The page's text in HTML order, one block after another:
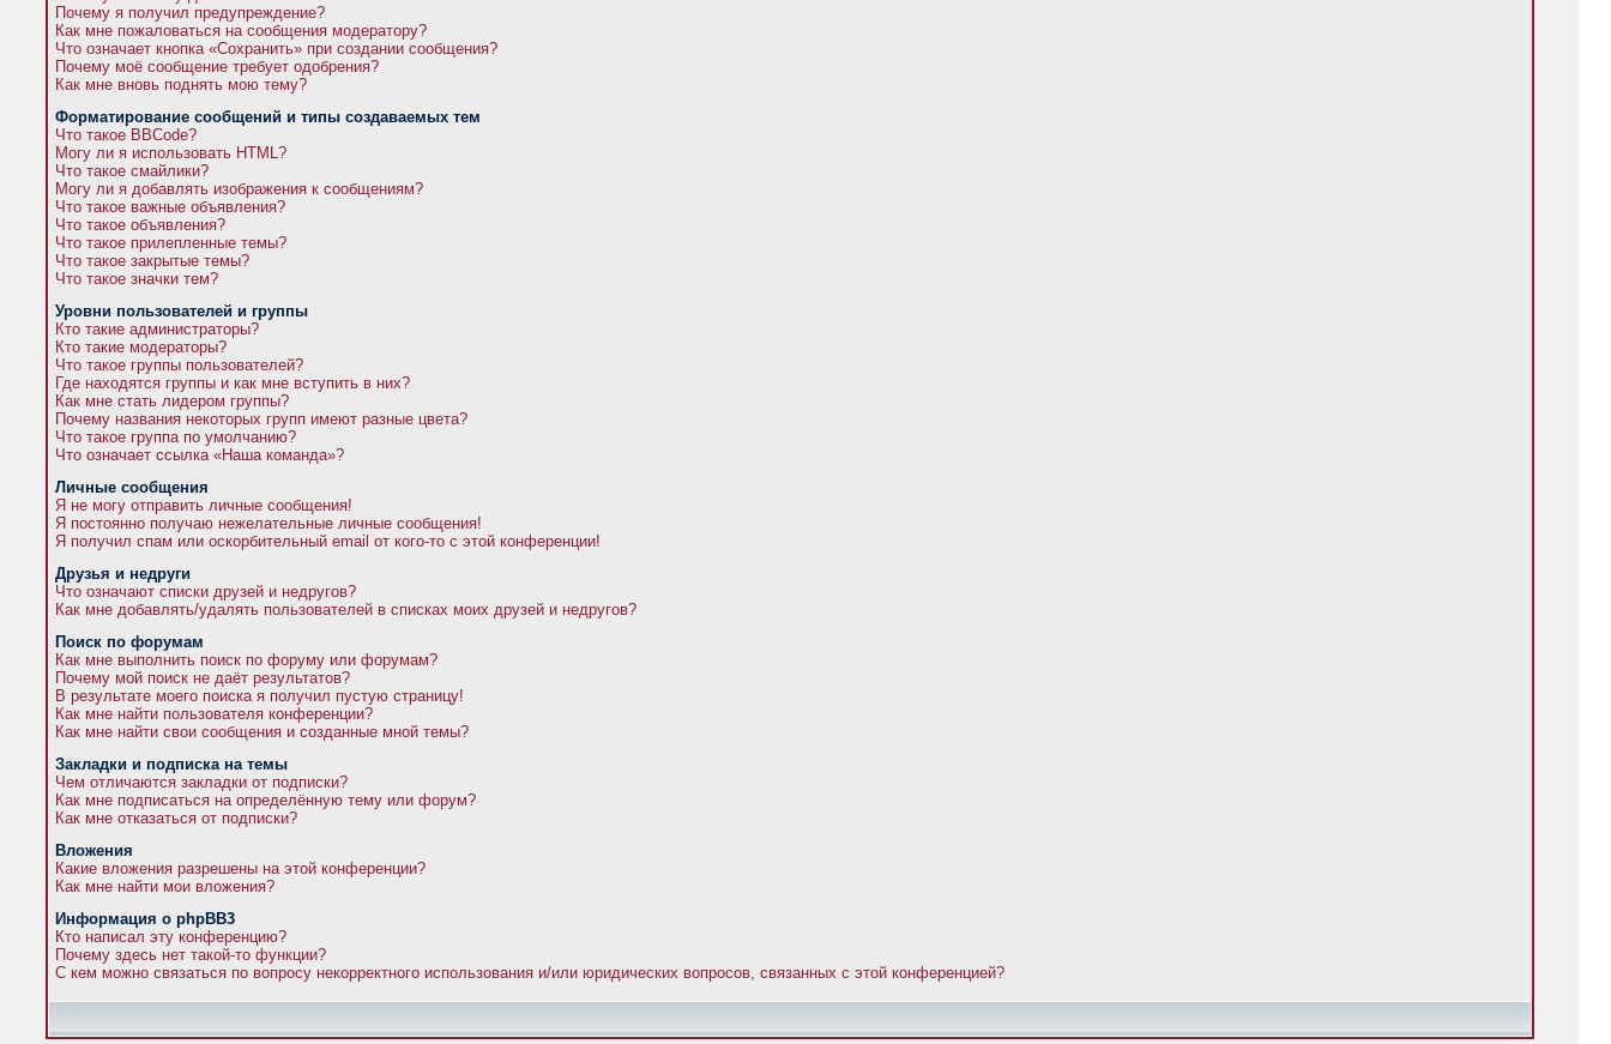
Почему я получил предупреждение?
Как мне пожаловаться на сообщения модератору?
Что означает кнопка «Сохранить» при создании сообщения?
Почему моё сообщение требует одобрения?
Как мне вновь поднять мою тему?
Форматирование сообщений и типы создаваемых тем
Что такое BBCode?
Могу ли я использовать HTML?
Что такое смайлики?
Могу ли я добавлять изображения к сообщениям?
Что такое важные объявления?
Что такое объявления?
Что такое прилепленные темы?
Что такое закрытые темы?
Что такое значки тем?
Уровни пользователей и группы
Кто такие администраторы?
Кто такие модераторы?
Что такое группы пользователей?
Где находятся группы и как мне вступить в них?
Как мне стать лидером группы?
Почему названия некоторых групп имеют разные цвета?
Что такое группа по умолчанию?
Что означает ссылка «Наша команда»?
Личные сообщения
Я не могу отправить личные сообщения!
Я постоянно получаю нежелательные личные сообщения!
Я получил спам или оскорбительный email от кого-то с этой конференции!
Друзья и недруги
Что означают списки друзей и недругов?
Как мне добавлять/удалять пользователей в списках моих друзей и недругов?
Поиск по форумам
Как мне выполнить поиск по форуму или форумам?
Почему мой поиск не даёт результатов?
В результате моего поиска я получил пустую страницу!
Как мне найти пользователя конференции?
Как мне найти свои сообщения и созданные мной темы?
Закладки и подписка на темы
Чем отличаются закладки от подписки?
Как мне подписаться на определённую тему или форум?
Как мне отказаться от подписки?
Вложения
Какие вложения разрешены на этой конференции?
Как мне найти мои вложения?
Информация о phpBB3
Кто написал эту конференцию?
Почему здесь нет такой-то функции?
С кем можно связаться по вопросу некорректного использования и/или юридических вопросов, связанных с этой конференцией?